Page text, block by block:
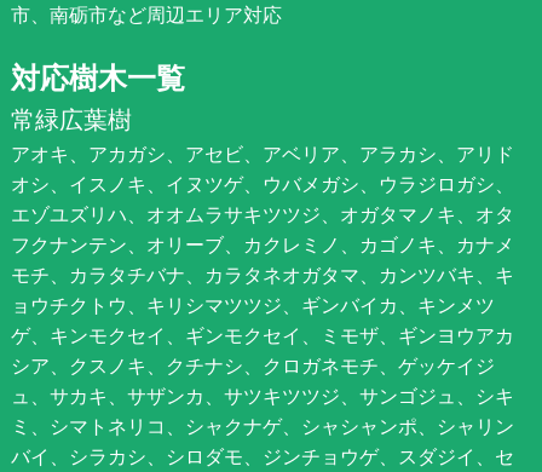
市、南砺市など周辺エリア対応
対応樹木一覧
常緑広葉樹
アオキ、アカガシ、アセビ、アベリア、アラカシ、アリド
オシ、イスノキ、イヌツゲ、ウバメガシ、ウラジロガシ、
エゾユズリハ、オオムラサキツツジ、オガタマノキ、オタ
フクナンテン、オリーブ、カクレミノ、カゴノキ、カナメ
モチ、カラタチバナ、カラタネオガタマ、カンツバキ、キ
ョウチクトウ、キリシマツツジ、ギンバイカ、キンメツ
ゲ、キンモクセイ、ギンモクセイ、ミモザ、ギンヨウアカ
シア、クスノキ、クチナシ、クロガネモチ、ゲッケイジ
ュ、サカキ、サザンカ、サツキツツジ、サンゴジュ、シキ
ミ、シマトネリコ、シャクナゲ、シャシャンポ、シャリン
バイ、シラカシ、シロダモ、ジンチョウゲ、スダジイ、セ